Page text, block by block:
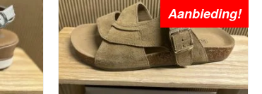
Aanbieding!